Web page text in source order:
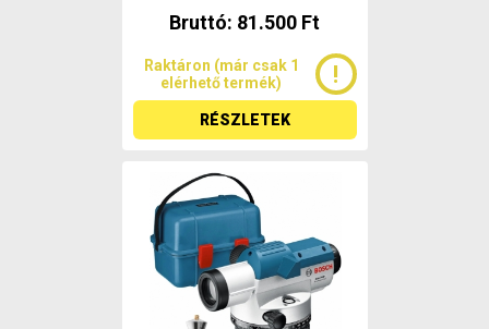
Bruttó: 81.500 Ft
Raktáron (már csak 1
elérhető termék)
RÉSZLETEK